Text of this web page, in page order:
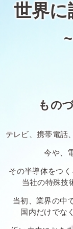
世界に
もの
テレビ、携帯電話
今や、
その半導体をつ
当社の特殊技
当初、業界の中
国内だけでな